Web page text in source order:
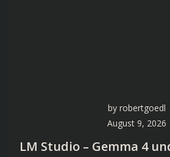
by robertgoedl
August 9, 2026
LM Studio – Gemma 4